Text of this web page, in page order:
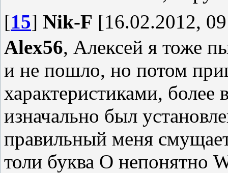
[15] Nik-F [16.02.2012,
Alex56, Алексей я тоже
и не пошло, но потом
характеристиками, более
изначально был
правильный меня
толи буква О непонятно